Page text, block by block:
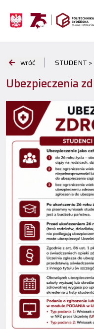
wróć STUDENT >
Ubezpieczenia